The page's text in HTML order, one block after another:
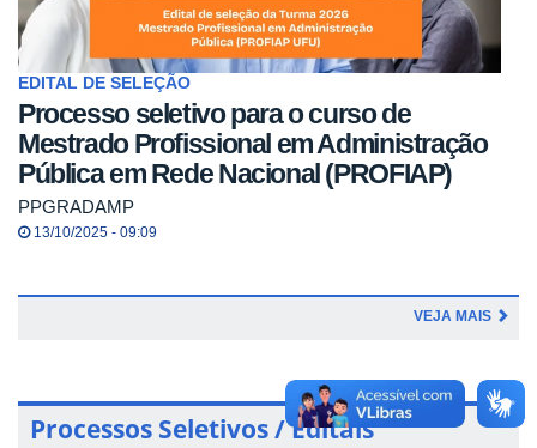
EDITAL DE SELEÇÃO
Processo seletivo para o curso de
Mestrado Profissional em Administração
Pública em Rede Nacional (PROFIAP)
PPGRADAMP
13/10/2025 - 09:09
VEJA MAIS
Processos Seletivos / Editais